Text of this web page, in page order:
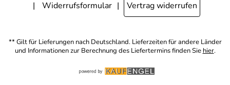
Datenschutzerklärunghabe ich zur Kenntnis genommen.
Widerrufsformular
Vertrag widerrufen
** Gilt für Lieferungen nach Deutschland. Lieferzeiten für andere Länder
und Informationen zur Berechnung des Liefertermins finden Sie hier.